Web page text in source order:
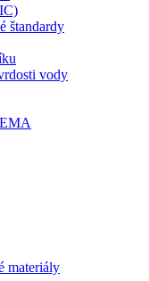
štandardy
vody
materiály